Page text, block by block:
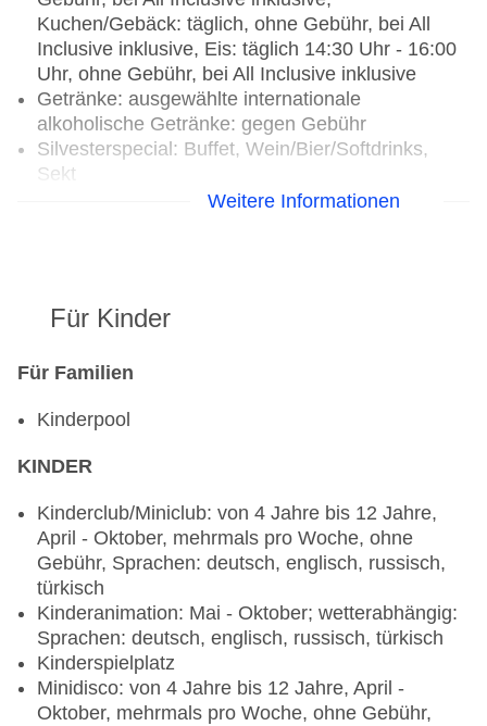
Kuchen/Gebäck: täglich, ohne Gebühr, bei All
Inclusive inklusive, Eis: täglich 14:30 Uhr - 16:00
Uhr, ohne Gebühr, bei All Inclusive inklusive
Getränke: ausgewählte internationale
alkoholische Getränke: gegen Gebühr
Silvesterspecial: Buffet, Wein/Bier/Softdrinks,
Sekt
Mai - Oktober, mehrmals pro Woche 19:00 Uhr -
Spezialitätenrestaurant „Turkish A La Carte“:
Reservierung notwendig, pro Person ca. 5 EUR,
21:00 Uhr
Poolbar Outdoor „Pool Bar“: Januar - Dezember;
wetterabhängig, 10:00 Uhr - 00:00 Uhr
Lobbybar „Lobby Bar“: Januar - Dezember, 10:00
Uhr - 00:00 Uhr
Snack Bar: Januar - Dezember; wetterabhängig,
10:00 Uhr - 17:00 Uhr
Strandbar: April - Oktober; wetterabhängig, 10:00
Uhr - 17:00 Uhr
Weitere Informationen
Für Kinder
Für Familien
Kinderpool
KINDER
Kinderclub/Miniclub: von 4 Jahre bis 12 Jahre,
April - Oktober, mehrmals pro Woche, ohne
Gebühr, Sprachen: deutsch, englisch, russisch,
türkisch
Kinderanimation: Mai - Oktober; wetterabhängig:
Sprachen: deutsch, englisch, russisch, türkisch
Kinderspielplatz
Minidisco: von 4 Jahre bis 12 Jahre, April -
Oktober, mehrmals pro Woche, ohne Gebühr,